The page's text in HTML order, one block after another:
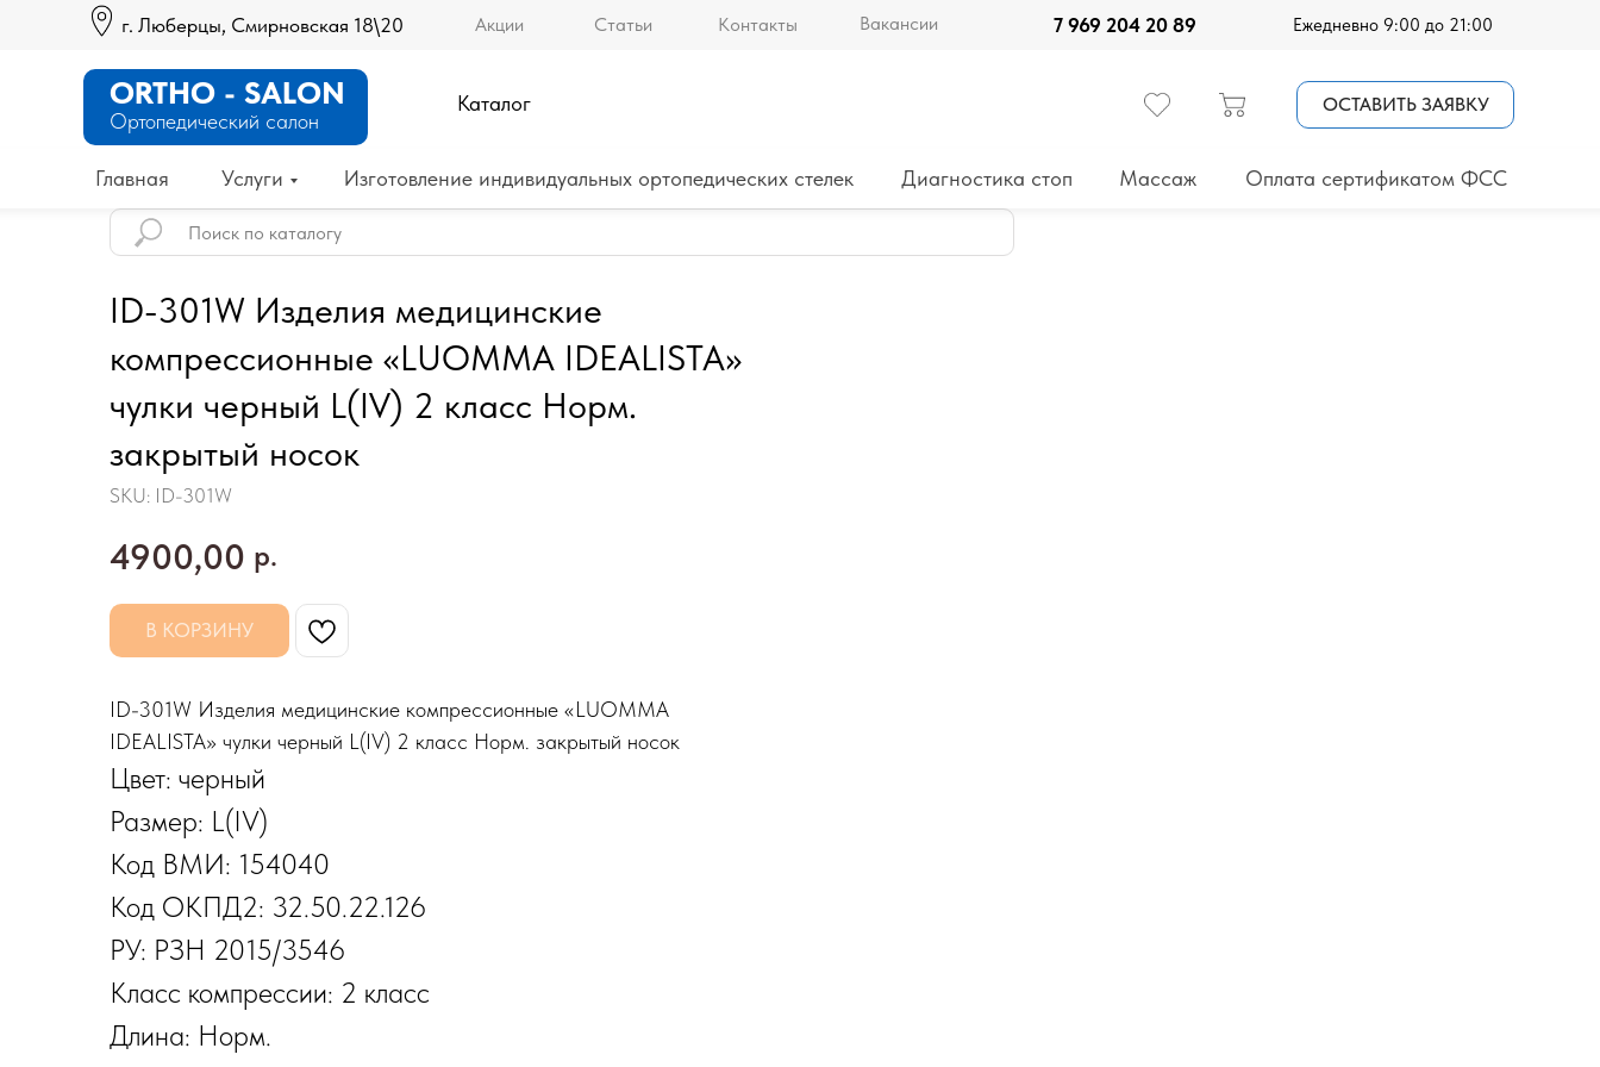
г. Люберцы, Смирновская 18\20 Ежедневно 9:00 до 21:00
7 969 204 20 89
Вакансии
Контакты
Статьи
Акции
Массаж
Главная
ОСТАВИТЬ ЗАЯВКУ
Оплата сертификатом ФСС
Изготовление индивидуальных ортопедических стелек Диагностика стоп
Ортопедический салон
ORTHO - SALON
Услуги
Каталог
ID-301W Изделия медицинские
компрессионные «LUOMMA IDEALISTA»
чулки черный L(IV) 2 класс Норм.
закрытый носок
SKU: ID-301W
4900,00 р.
В КОРЗИНУ
ID-301W Изделия медицинские компрессионные «LUOMMA
IDEALISTA» чулки черный L(IV) 2 класс Норм. закрытый носок
Цвет: черный
Размер: L(IV)
Код ВМИ: 154040
Код ОКПД2: 32.50.22.126
РУ: РЗН 2015/3546
Класс компрессии: 2 класс
Длина: Норм.